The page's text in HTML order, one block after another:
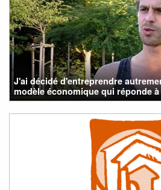
J'ai décidé d'entreprendre
modèle économique qui réponde